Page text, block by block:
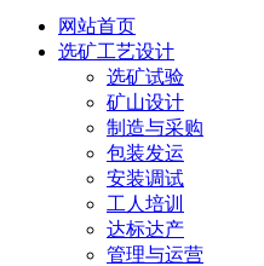
网站首页
选矿工艺设计
选矿试验
矿山设计
制造与采购
包装发运
安装调试
工人培训
达标达产
管理与运营